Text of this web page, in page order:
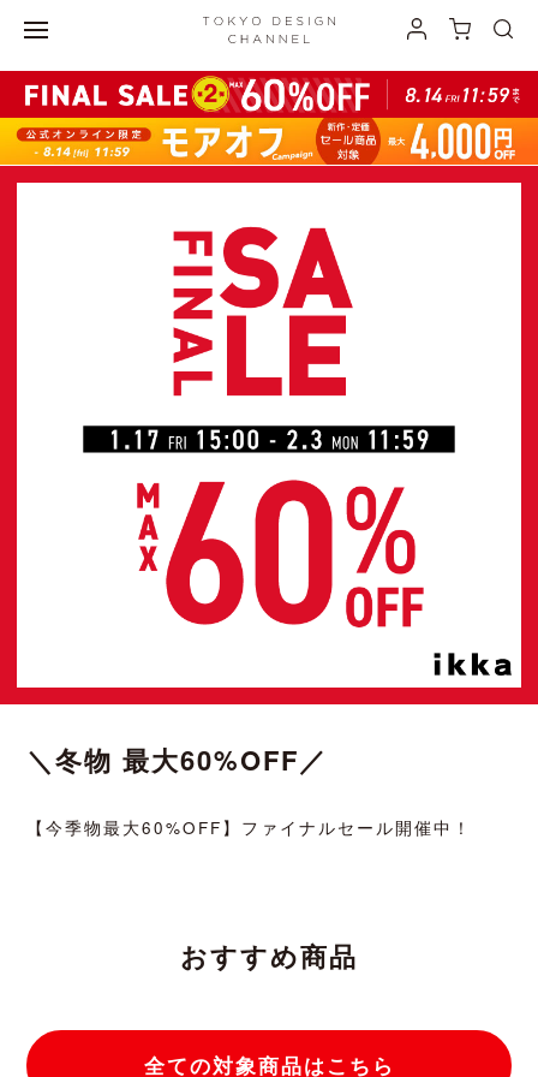
＼冬物 最大60%OFF／
【今季物最大60%OFF】ファイナルセール開催中！
おすすめ商品
全ての対象商品はこちら